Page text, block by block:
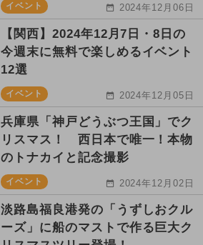
イベント 2024年12月06日
【関西】2024年12月7日・8日の
今週末に無料で楽しめるイベント
12選
イベント 2024年12月05日
兵庫県「神戸どうぶつ王国」でク
リスマス！ 西日本で唯一！本物
のトナカイと記念撮影
イベント 2024年12月02日
淡路島福良港発の「うずしおクル
ーズ」に船のマストで作る巨大ク